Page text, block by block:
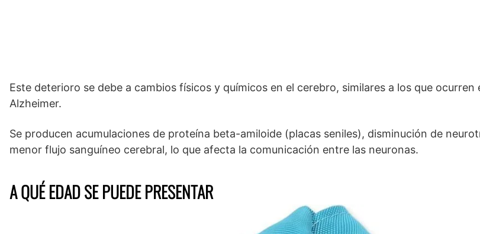
Este deterioro se debe a cambios físicos y químicos en el cerebro, similares a los que ocurren
Alzheimer.
Se producen acumulaciones de proteína beta-amiloide (placas seniles), disminución de
menor flujo sanguíneo cerebral, lo que afecta la comunicación entre las neuronas.
A QUÉ EDAD SE PUEDE PRESENTAR